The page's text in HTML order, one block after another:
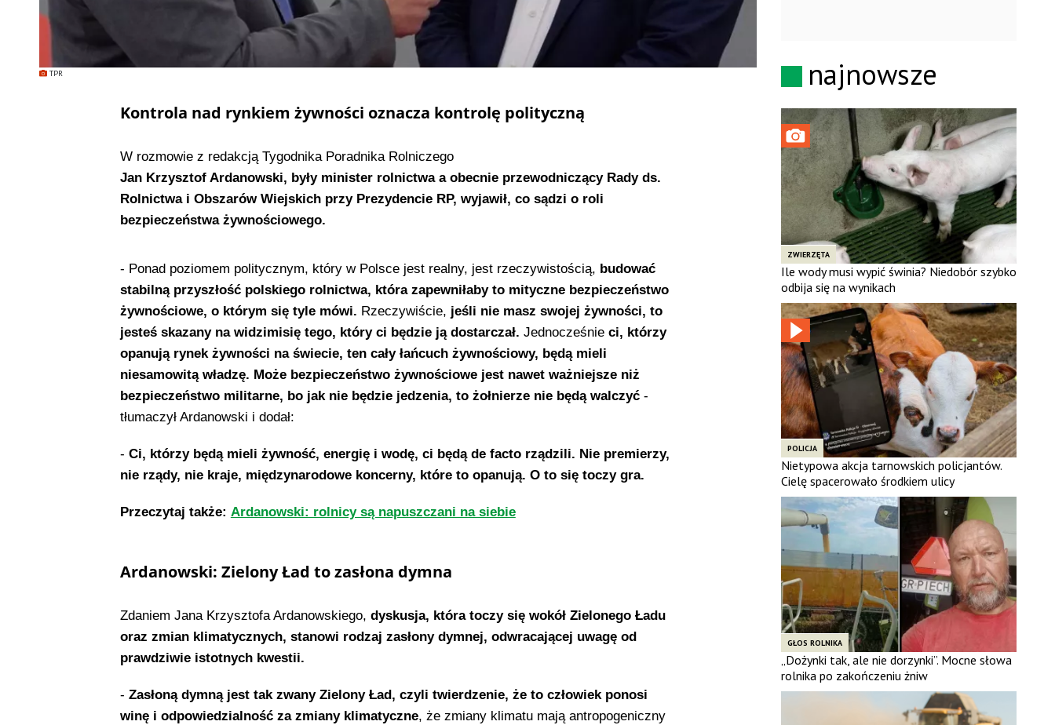
TPR
Kontrola nad rynkiem żywności oznacza kontrolę polityczną
W rozmowie z redakcją Tygodnika Poradnika Rolniczego
Jan Krzysztof Ardanowski, były minister rolnictwa a obecnie przewodniczący Rady ds.
Rolnictwa i Obszarów Wiejskich przy Prezydencie RP, wyjawił, co sądzi o roli
bezpieczeństwa żywnościowego.
- Ponad poziomem politycznym, który w Polsce jest realny, jest rzeczywistością, budować
stabilną przyszłość polskiego rolnictwa, która zapewniłaby to mityczne bezpieczeństwo
żywnościowe, o którym się tyle mówi. Rzeczywiście, jeśli nie masz swojej żywności, to
jesteś skazany na widzimisię tego, który ci będzie ją dostarczał. Jednocześnie ci, którzy
opanują rynek żywności na świecie, ten cały łańcuch żywnościowy, będą mieli
niesamowitą władzę. Może bezpieczeństwo żywnościowe jest nawet ważniejsze niż
bezpieczeństwo militarne, bo jak nie będzie jedzenia, to żołnierze nie będą walczyć -
tłumaczył Ardanowski i dodał:
- Ci, którzy będą mieli żywność, energię i wodę, ci będą de facto rządzili. Nie premierzy,
nie rządy, nie kraje, międzynarodowe koncerny, które to opanują. O to się toczy gra.
Przeczytaj także: Ardanowski: rolnicy są napuszczani na siebie
Ardanowski: Zielony Ład to zasłona dymna
Zdaniem Jana Krzysztofa Ardanowskiego, dyskusja, która toczy się wokół Zielonego Ładu
oraz zmian klimatycznych, stanowi rodzaj zasłony dymnej, odwracającej uwagę od
prawdziwie istotnych kwestii.
- Zasłoną dymną jest tak zwany Zielony Ład, czyli twierdzenie, że to człowiek ponosi
winę i odpowiedzialność za zmiany klimatyczne, że zmiany klimatu mają antropogeniczny
najnowsze
ZWIERZĘTA
Ile wody musi wypić świnia? Niedobór szybko
odbija się na wynikach
POLICJA
Nietypowa akcja tarnowskich policjantów.
Cielę spacerowało środkiem ulicy
GŁOS ROLNIKA
„Dożynki tak, ale nie dorzynki”. Mocne słowa
rolnika po zakończeniu żniw